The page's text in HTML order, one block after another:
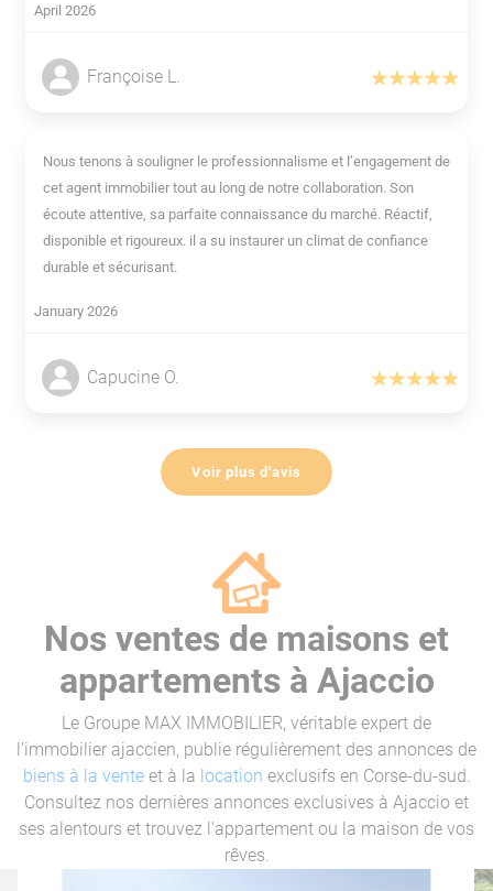
April 2026
Françoise L.
Nous tenons à souligner le professionnalisme et l’engagement de
cet agent immobilier tout au long de notre collaboration. Son
écoute attentive, sa parfaite connaissance du marché. Réactif,
disponible et rigoureux. il a su instaurer un climat de confiance
durable et sécurisant.
January 2026
Capucine O.
Voir plus d'avis
Nos ventes de maisons et
appartements à Ajaccio
Le Groupe MAX IMMOBILIER, véritable expert de
l’immobilier ajaccien, publie régulièrement des annonces de
biens à la venteet à la location exclusifs en Corse-du-sud.
Consultez nos dernières annonces exclusives à Ajaccio et
ses alentours et trouvez l’appartement ou la maison de vos
rêves.